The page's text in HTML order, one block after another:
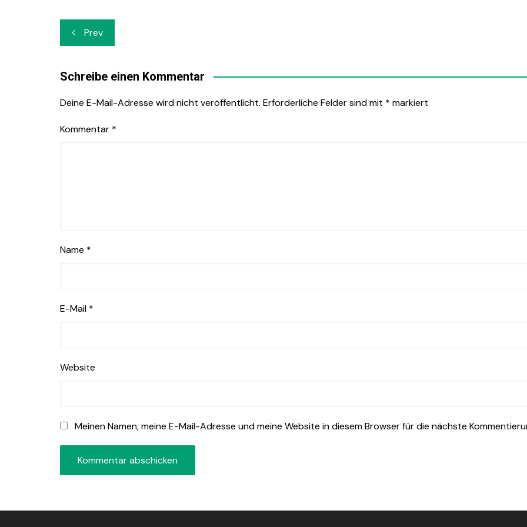
Beitrags-
Navigation
Prev
Schreibe einen Kommentar
Deine E-Mail-Adresse wird nicht veröffentlicht. Erforderliche Felder sind mit * markiert
Kommentar *
Name *
E-Mail *
Website
Meinen Namen, meine E-Mail-Adresse und meine Website in diesem Browser für die nächste